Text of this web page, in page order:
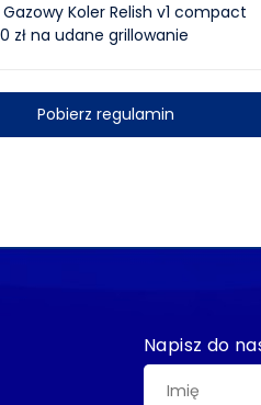
Gazowy Koler Relish v1 compact
zł na udane grillowanie
Pobierz regulamin
Napisz do